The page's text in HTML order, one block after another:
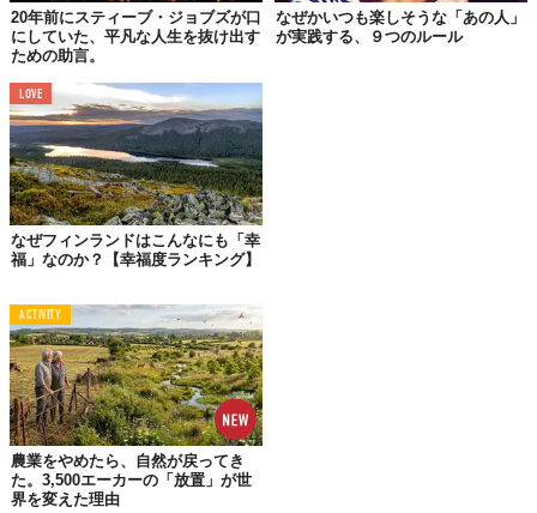
れた人々を指す言葉です。そして、その中には、ジプシーと呼ば
れる人々がいます。彼らは自分の人生を特別なものとして捉えて
おり、物語の主人公として毎日を過ごしています。
ここで紹介するルーシーは、ジプシーとして特別な日常を送って
います。が、どうやら幸せではないよう。どうしてでしょう？
幸せを感じないのは
期待以下の人生だから
なら幸せ。そうでないのなら不幸せ。いくつかその結論に至るま
での経緯を説明しましょう。そこで、ルーシーの両親に登場して
もらうことにします。
彼女の両親は1950年代に生まれました。ベビーブームの時代で
す。彼らは、世界大戦などにより壮絶な人生を経験した祖父母に
育てられた子どもたちです。祖父母たちとルーシーは全く性格が
異なります。
20年前にスティーブ・ジョブズが口
にしていた、平凡な人生を抜け出す
ための助言。
なぜかいつも楽しそうな「あの人」
が実践する、９つのルール
LOVE
なぜフィンランドはこんなにも「幸
福」なのか？【幸福度ランキング】
ACTIVITY
農業をやめたら、自然が戻ってき
た。3,500エーカーの「放置」が世
界を変えた理由